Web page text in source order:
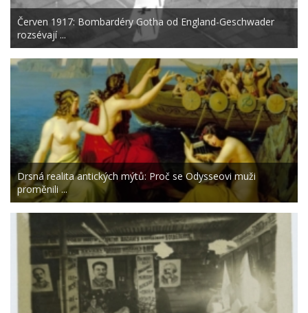
Červen 1917: Bombardéry Gotha od England-Geschwader
rozsévají ...
Drsná realita antických mýtů: Proč se Odysseovi muži
proměnili ...